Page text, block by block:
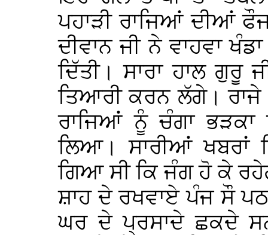
ਪਹਾੜੀ ਰਾਜਿਆਂ ਦੀਆਂ
ਦੀਵਾਨ ਜੀ ਨੇ ਵਾਹਵਾ
ਦਿੱਤੀ। ਸਾਰਾ ਹਾਲ ਗੁਰੂ
ਤਿਆਰੀ ਕਰਨ ਲੱਗੇ। ਰਾਜੇ
ਰਾਜਿਆਂ ਨੂੰ ਚੰਗਾ
ਲਿਆ। ਸਾਰੀਆਂ ਖਬਰਾਂ
ਗਿਆ ਸੀ ਕਿ ਜੰਗ ਹੋ ਕੇ
ਸ਼ਾਹ ਦੇ ਰਖਵਾਏ ਪੰਜ ਸੌ
ਘਰ ਦੇ ਪ੍ਰਸਾਦੇ ਛਕਦੇ